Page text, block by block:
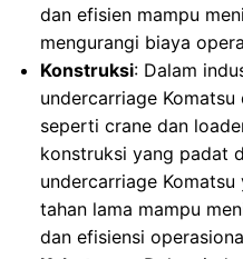
dan efisien mampu
mengurangi biaya
Konstruksi: Dalam
undercarriage
seperti crane dan
konstruksi yang padat
undercarriage
tahan lama mampu
dan efisiensi